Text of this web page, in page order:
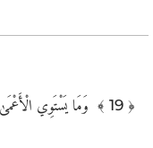
﴾ 19 ﴿